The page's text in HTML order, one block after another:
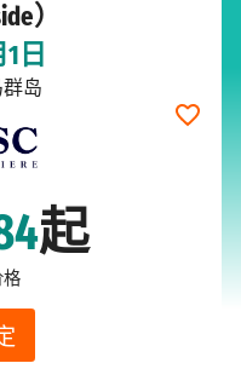
）
日
岛
起
格